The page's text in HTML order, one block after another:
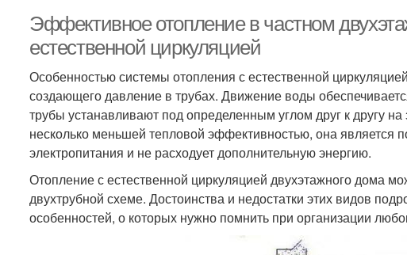
Эффективное отопление в частном
естественной циркуляцией
Особенностью системы отопления с естественной
создающего давление в трубах. Движение воды
трубы устанавливают под определенным углом друг к другу
несколько меньшей тепловой эффективностью, она является
электропитания и не расходует дополнительную энергию.
Отопление с естественной циркуляцией двухэтажного дома
двухтрубной схеме. Достоинства и недостатки этих видов
особенностей, о которых нужно помнить при организации